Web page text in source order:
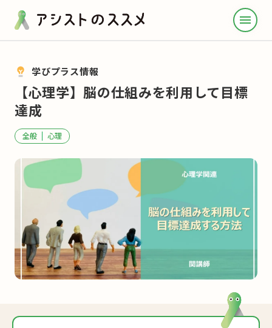
menu
学びプラス情報
【心理学】脳の仕組みを利用して目標
達成
全般 心理